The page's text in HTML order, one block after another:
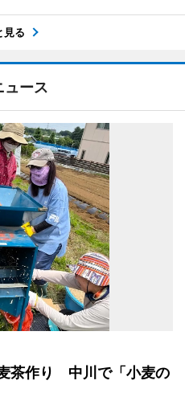
見る
ュース
茶作り 中川で「小麦の